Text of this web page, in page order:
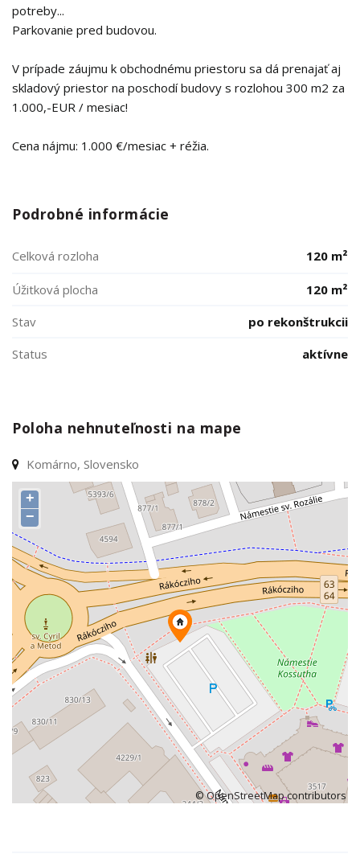
potreby...
Parkovanie pred budovou.
V prípade záujmu k obchodnému priestoru sa dá prenajať aj
skladový priestor na poschodí budovy s rozlohou 300 m2 za
1.000,-EUR / mesiac!
Cena nájmu: 1.000 €/mesiac + réžia.
Podrobné informácie
Celková rozloha 120 m²
Úžitková plocha
120 m²
Stav
po rekonštrukcii
Status
aktívne
Poloha nehnuteľnosti na mape
Komárno, Slovensko
+
−
©OpenStreetMapcontributors